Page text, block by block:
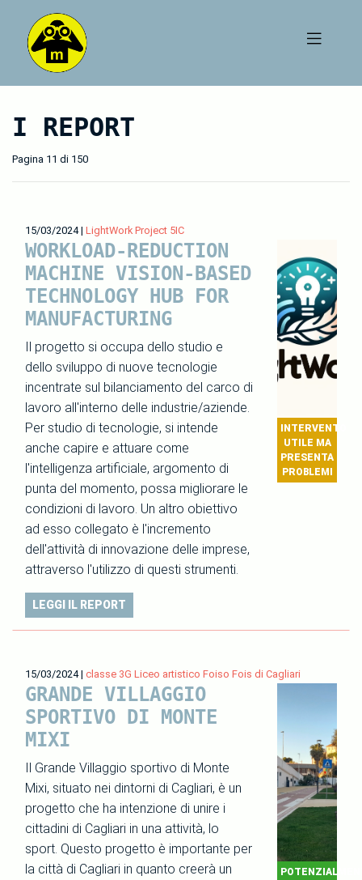
I REPORT
Pagina 11 di 150
15/03/2024| LightWork Project 5IC
WORKLOAD-REDUCTION
MACHINE VISION-BASED
TECHNOLOGY HUB FOR
MANUFACTURING
Il progetto si occupa dello studio e
dello sviluppo di nuove tecnologie
incentrate sul bilanciamento del carco di
lavoro all'interno delle industrie/aziende.
Per studio di tecnologie, si intende
anche capire e attuare come
l'intelligenza artificiale, argomento di
punta del momento, possa migliorare le
condizioni di lavoro. Un altro obiettivo
ad esso collegato è l'incremento
dell'attività di innovazione delle imprese,
attraverso l'utilizzo di questi strumenti.
INTERVENTO
UTILE MA
PRESENTA
PROBLEMI
LEGGI IL REPORT
15/03/2024| classe 3G Liceo artistico Foiso Fois di Cagliari
GRANDE VILLAGGIO
SPORTIVO DI MONTE
MIXI
Il Grande Villaggio sportivo di Monte
Mixi, situato nei dintorni di Cagliari, è un
progetto che ha intenzione di unire i
cittadini di Cagliari in una attività, lo
sport. Questo progetto è importante per
la città di Cagliari in quanto creerà un